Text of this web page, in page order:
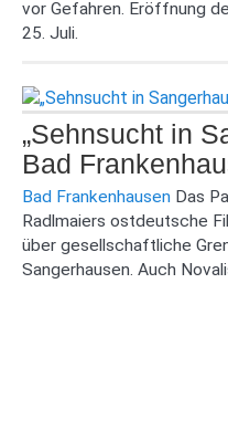
vor Gefahren. Eröffnung
25. Juli.
„Sehnsucht in
Bad
Bad Frankenhausen Das
Radlmaiers ostdeutsche
über gesellschaftliche
Sangerhausen. Auch